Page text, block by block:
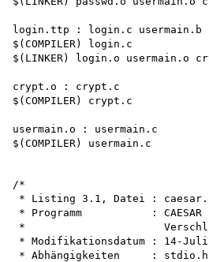
login.ttp : login.c usermain.b
$(COMPILER) login.c
$(LINKER) login.o
crypt.o : crypt.c
$(COMPILER) crypt.c
usermain.o : usermain.c
/*
* Listing 3.1, Datei :
* Programm           : CAESAR
*
* Modifikationsdatum : 14-
* Abhängigkeiten     :